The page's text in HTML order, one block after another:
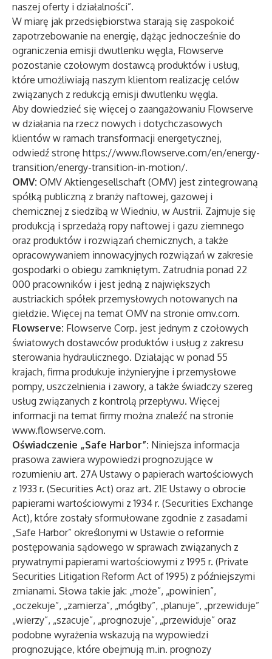
naszej oferty i działalności”.
W miarę jak przedsiębiorstwa starają się zaspokoić
zapotrzebowanie na energię, dążąc jednocześnie do
ograniczenia emisji dwutlenku węgla, Flowserve
pozostanie czołowym dostawcą produktów i usług,
które umożliwiają naszym klientom realizację celów
związanych z redukcją emisji dwutlenku węgla.
Aby dowiedzieć się więcej o zaangażowaniu Flowserve
w działania na rzecz nowych i dotychczasowych
klientów w ramach transformacji energetycznej,
odwiedź stronę https://www.flowserve.com/en/energy-
transition/energy-transition-in-motion/.
OMV: OMV Aktiengesellschaft (OMV) jest zintegrowaną
spółką publiczną z branży naftowej, gazowej i
chemicznej z siedzibą w Wiedniu, w Austrii. Zajmuje się
produkcją i sprzedażą ropy naftowej i gazu ziemnego
oraz produktów i rozwiązań chemicznych, a także
opracowywaniem innowacyjnych rozwiązań w zakresie
gospodarki o obiegu zamkniętym. Zatrudnia ponad 22
000 pracowników i jest jedną z największych
austriackich spółek przemysłowych notowanych na
giełdzie. Więcej na temat OMV na stronie omv.com.
Flowserve: Flowserve Corp. jest jednym z czołowych
światowych dostawców produktów i usług z zakresu
sterowania hydraulicznego. Działając w ponad 55
krajach, firma produkuje inżynieryjne i przemysłowe
pompy, uszczelnienia i zawory, a także świadczy szereg
usług związanych z kontrolą przepływu. Więcej
informacji na temat firmy można znaleźć na stronie
www.flowserve.com.
Oświadczenie „Safe Harbor”: Niniejsza informacja
prasowa zawiera wypowiedzi prognozujące w
rozumieniu art. 27A Ustawy o papierach wartościowych
z 1933 r. (Securities Act) oraz art. 21E Ustawy o obrocie
papierami wartościowymi z 1934 r. (Securities Exchange
Act), które zostały sformułowane zgodnie z zasadami
„Safe Harbor” określonymi w Ustawie o reformie
postępowania sądowego w sprawach związanych z
prywatnymi papierami wartościowymi z 1995 r. (Private
Securities Litigation Reform Act of 1995) z późniejszymi
zmianami. Słowa takie jak: „może”, „powinien”,
„oczekuje”, „zamierza”, „mógłby”, „planuje”, „przewiduje”
„wierzy”, „szacuje”, „prognozuje”, „przewiduje” oraz
podobne wyrażenia wskazują na wypowiedzi
prognozujące, które obejmują m.in. prognozy